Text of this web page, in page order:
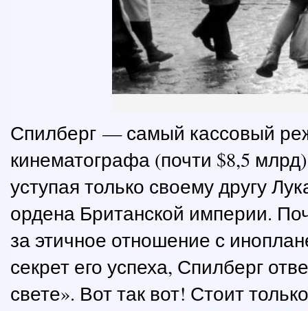
Спилберг — самый кассовый
кинематографа (почти $8,5
уступая только своему другу
ордена Британской империи.
за этичное отношение с
секрет его успеха, Спилберг
свете». Вот так вот! Стоит